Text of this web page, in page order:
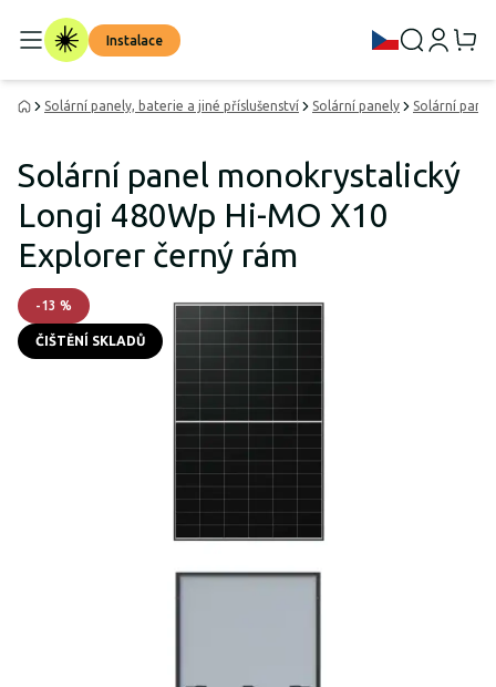
Instalace
Solární panely, baterie a jiné příslušenství Solární panely Solární
Solární panel monokrystalický
Longi 480Wp Hi-MO X10
Explorer černý rám
-13 %
ČIŠTĚNÍ SKLADŮ